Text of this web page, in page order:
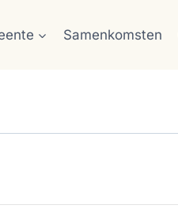
Samenkomsten